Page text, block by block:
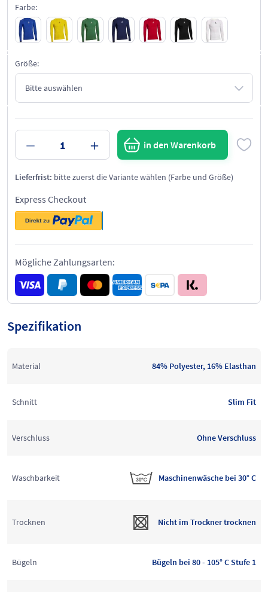
Farbe:
Größe:
Lieferfrist: bitte zuerst die Variante wählen (Farbe und Größe)
in den Warenkorb
Express Checkout
Mögliche Zahlungsarten:
Spezifikation
Material 84% Polyester, 16% Elasthan
Schnitt Slim Fit
Verschluss Ohne Verschluss
Waschbarkeit Maschinenwäsche bei 30° C
Trocknen Nicht im Trockner trocknen
Bügeln Bügeln bei 80 - 105° C Stufe 1